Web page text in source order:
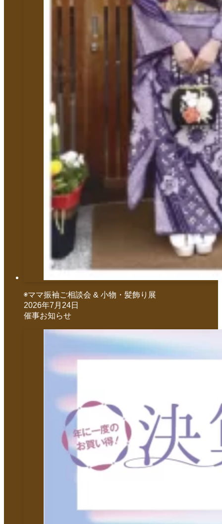
◉ママ振袖ご相談会 & 小物・髪飾り展
2026年7月24日
催事お知らせ